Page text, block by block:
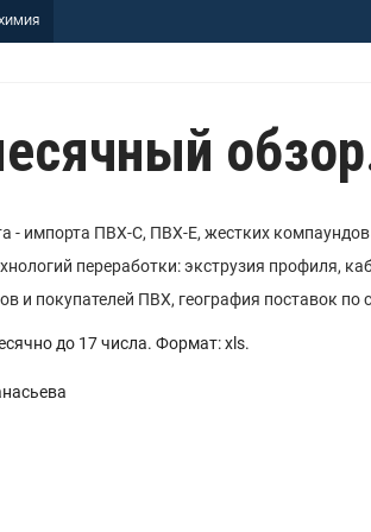
- импорта ПВХ-С, ПВХ-Е, жестких
переработки: экструзия профиля,
и покупателей ПВХ, география поставок
до 17 числа. Формат: xls.